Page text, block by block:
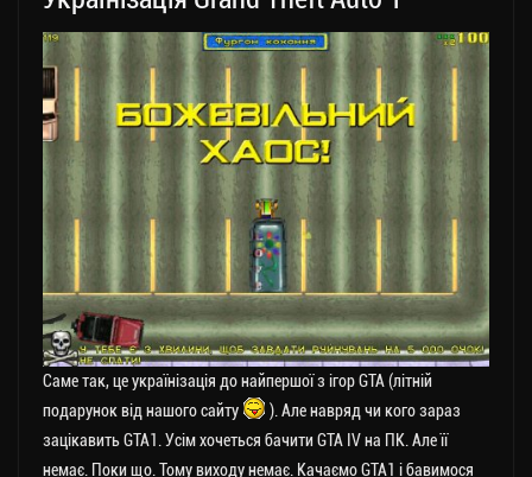
Саме так, це українізація до найпершої з ігор GTA (літній
подарунок від нашого сайту
). Але навряд чи кого зараз
зацікавить GTA1. Усім хочеться бачити GTA IV на ПК. Але її
немає. Поки що. Тому виходу немає. Качаємо GTA1 і бавимося